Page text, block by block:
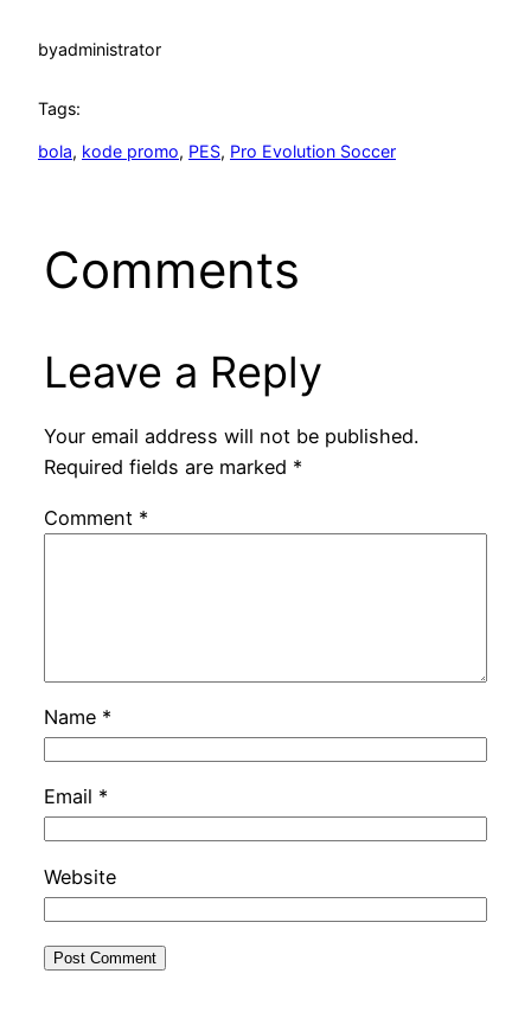
byadministrator
Tags:
bola, kode promo, PES, Pro Evolution Soccer
Comments
Leave a Reply
Your email address will not be published.
Required fields are marked *
Comment *
Name *
Email *
Website